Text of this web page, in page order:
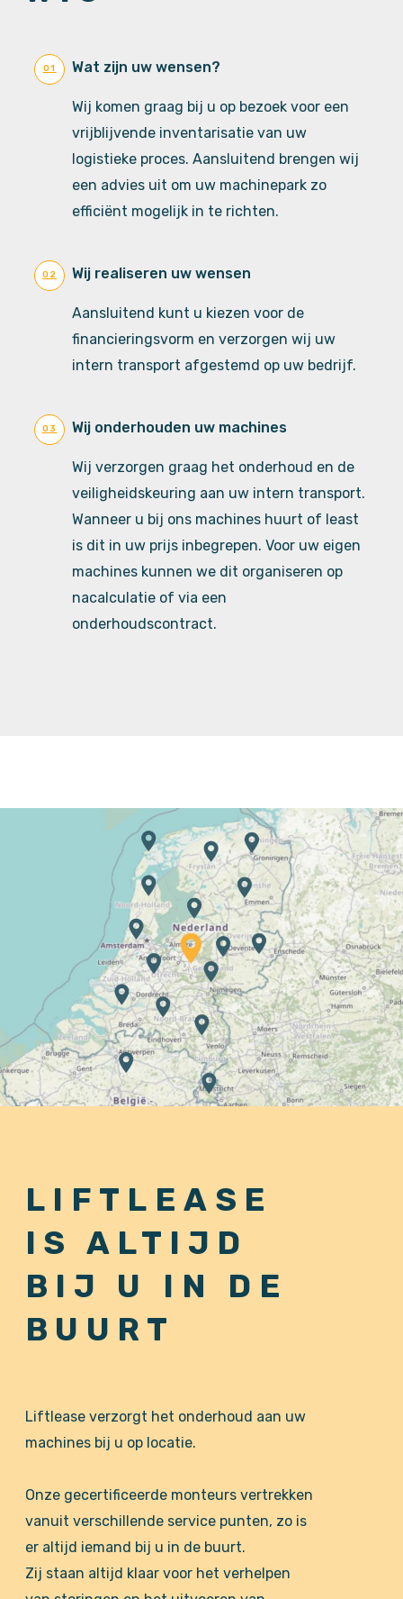
01 Wat zijn uw wensen?
Wij komen graag bij u op bezoek voor een
vrijblijvende inventarisatie van uw
logistieke proces. Aansluitend brengen wij
een advies uit om uw machinepark zo
efficiënt mogelijk in te richten.
02 Wij realiseren uw wensen
Aansluitend kunt u kiezen voor de
financieringsvorm en verzorgen wij uw
intern transport afgestemd op uw bedrijf.
03 Wij onderhouden uw machines
Wij verzorgen graag het onderhoud en de
veiligheidskeuring aan uw intern transport.
Wanneer u bij ons machines huurt of least
is dit in uw prijs inbegrepen. Voor uw eigen
machines kunnen we dit organiseren op
nacalculatie of via een
onderhoudscontract.
LIFTLEASE
IS ALTIJD
BIJ U IN DE
BUURT
Liftlease verzorgt het onderhoud aan uw
machines bij u op locatie.
Onze gecertificeerde monteurs vertrekken
vanuit verschillende service punten, zo is
er altijd iemand bij u in de buurt.
Zij staan altijd klaar voor het verhelpen